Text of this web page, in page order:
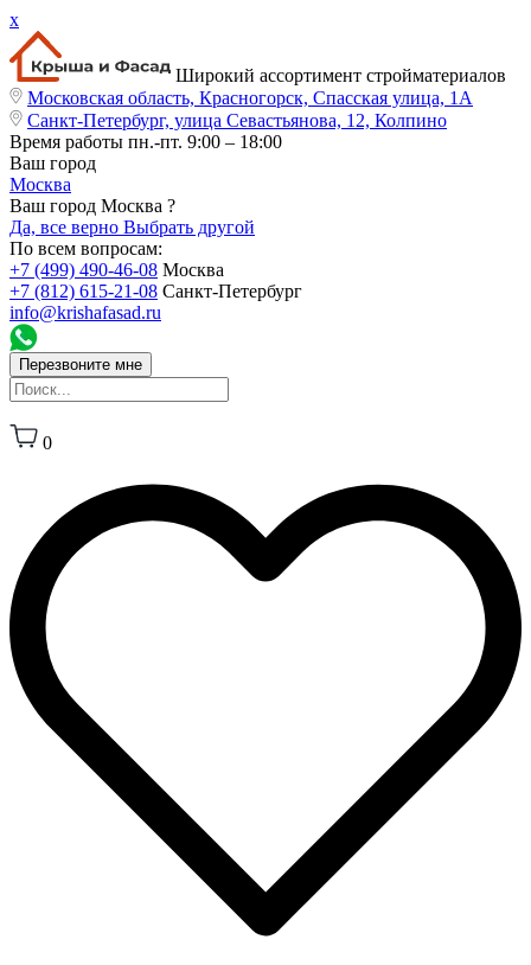
x
Широкий ассортимент стройматериалов
Московская область, Красногорск, Спасская улица, 1А
Санкт-Петербург, улица Севастьянова, 12, Колпино
Время работы пн.-пт. 9:00 – 18:00
Ваш город
Москва
Ваш город Москва ?
Да, все верно Выбрать другой
По всем вопросам:
+7 (499) 490-46-08 Москва
+7 (812) 615-21-08 Санкт-Петербург
info@krishafasad.ru
Перезвоните мне
0